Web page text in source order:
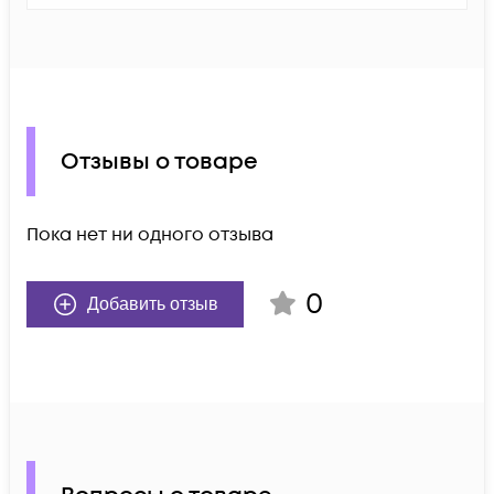
Отзывы о товаре
Пока нет ни одного отзыва
Добавить отзыв 0